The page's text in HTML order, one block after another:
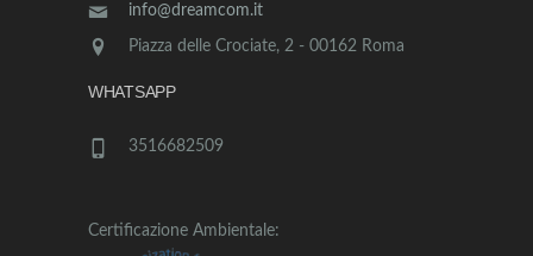
info@dreamcom.it
Piazza delle Crociate, 2 - 00162 Roma
WHATSAPP
3516682509
Certificazione Ambientale: